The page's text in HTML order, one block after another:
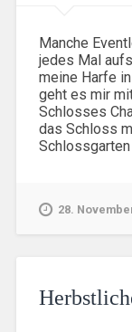
Manche
jedes Mal
meine Harfe
geht es mir
Schlosses
das Schloss
28.